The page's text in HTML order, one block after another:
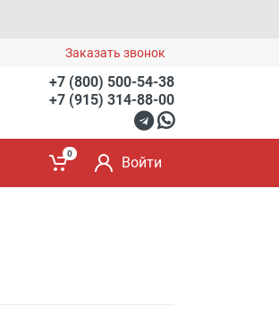
Заказать звонок
+7 (800) 500-54-38
+7 (915) 314-88-00
0
Войти